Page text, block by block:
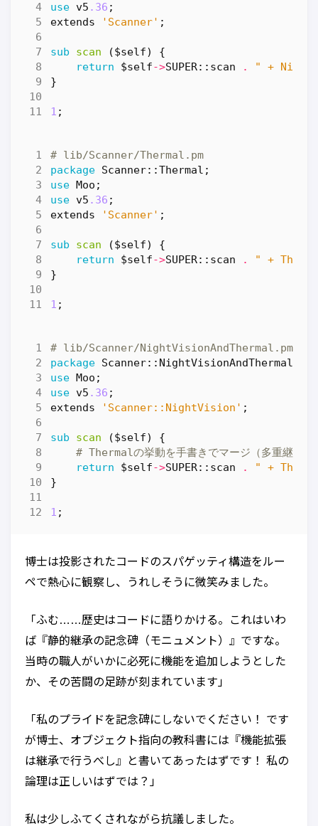
use v5 .36 ;
extends
'Scanner' ;
sub scan
($self) {
return
$self->SUPER:: scan .
" +
}
1 ;
# lib/Scanner/Thermal.pm
package Scanner::Thermal ;
use Moo ;
use v5 .36 ;
extends
'Scanner' ;
sub scan
($self) {
return
$self->SUPER:: scan .
" +
}
1 ;
# lib/Scanner/NightVisionAndThermal.pm
package Scanner::NightVisionAndThermal
use Moo ;
use v5 .36 ;
extends
'Scanner::NightVision' ;
sub scan
($self) {
# Thermalの挙動を手書きでマージ（多重継承を
return
$self->SUPER:: scan .
" +
}
1 ;
博士は投影されたコードのスパゲッティ構造をルー
ペで熱心に観察し、うれしそうに微笑みました。
「ふむ……歴史はコードに語りかける。これはいわ
ば『静的継承の記念碑（モニュメント）』ですな。
当時の職人がいかに必死に機能を追加しようとした
か、その苦闘の足跡が刻まれています」
「私のプライドを記念碑にしないでください！ です
が博士、オブジェクト指向の教科書には『機能拡張
は継承で行うべし』と書いてあったはずです！ 私の
論理は正しいはずでは？」
私は少しふてくされながら抗議しました。